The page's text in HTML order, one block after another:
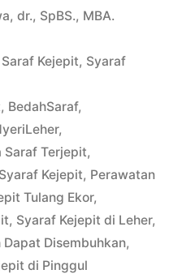
dr., SpBS., MBA.
Saraf Kejepit, Syaraf
, BedahSaraf,
,
Saraf Terjepit,
Kejepit, Perawatan
Tulang Ekor,
, Syaraf Kejepit di Leher,
Disembuhkan,
di Pinggul